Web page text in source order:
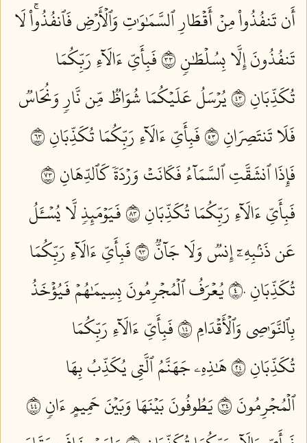
أَن تَنفُذُواْ مِنۡ أَقۡطَارِ ٱلسَّمَٰوَٰتِ وَٱلۡأَرۡضِ فَٱنفُذُواْۚ لَا
تَنفُذُونَ إِلَّا بِسُلۡطَٰنٖ ٣٣
فَبِأَيِّ ءَالَآءِ رَبِّكُمَا
تُكَذِّبَانِ ٣٤
يُرۡسَلُ عَلَيۡكُمَا شُوَاظٞ مِّن نَّارٖ وَنُحَاسٞ
فَلَا تَنتَصِرَانِ ٣٥
فَبِأَيِّ ءَالَآءِ رَبِّكُمَا تُكَذِّبَانِ ٣٦
فَإِذَا ٱنشَقَّتِ ٱلسَّمَآءُ فَكَانَتۡ وَرۡدَةٗ كَٱلدِّهَانِ ٣٧
فَبِأَيِّ ءَالَآءِ رَبِّكُمَا تُكَذِّبَانِ ٣٨
فَيَوۡمَئِذٖ لَّا يُسۡـَٔلُ
عَن ذَنۢبِهِۦٓ إِنسٞ وَلَا جَآنّٞ ٣٩
فَبِأَيِّ ءَالَآءِ رَبِّكُمَا
تُكَذِّبَانِ ٤٠
يُعۡرَفُ ٱلۡمُجۡرِمُونَ بِسِيمَٰهُمۡ فَيُؤۡخَذُ
بِٱلنَّوَٰصِي وَٱلۡأَقۡدَامِ ٤١
فَبِأَيِّ ءَالَآءِ رَبِّكُمَا
تُكَذِّبَانِ ٤٢
هَٰذِهِۦ جَهَنَّمُ ٱلَّتِي يُكَذِّبُ بِهَا
ٱلۡمُجۡرِمُونَ ٤٣
يَطُوفُونَ بَيۡنَهَا وَبَيۡنَ حَمِيمٍ ءَانٖ ٤٤